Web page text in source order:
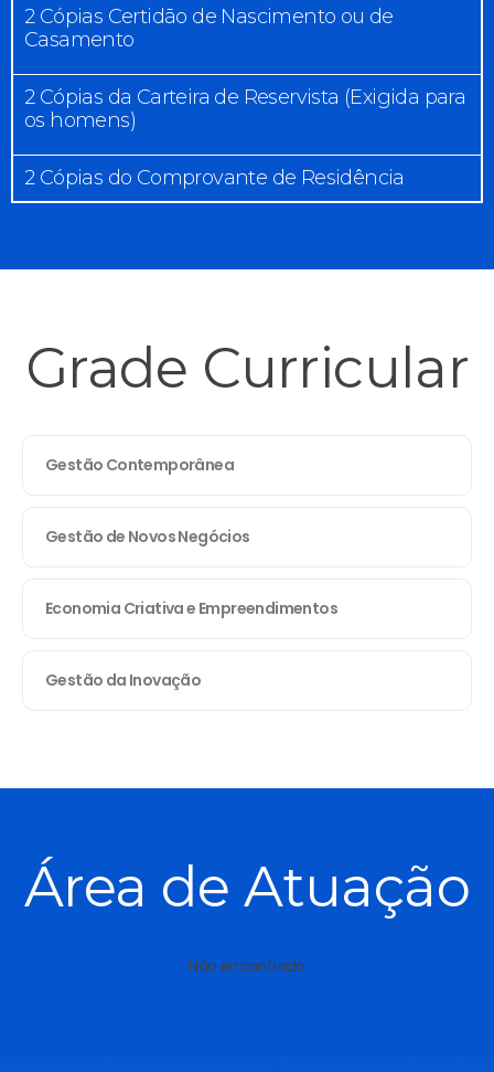
2 Cópias Certidão de Nascimento ou de
Casamento
2 Cópias da Carteira de Reservista (Exigida para
os homens)
2 Cópias do Comprovante de Residência
Grade Curricular
Gestão Contemporânea
Gestão de Novos Negócios
Economia Criativa e Empreendimentos
Gestão da Inovação
Área de Atuação
Não encontrado